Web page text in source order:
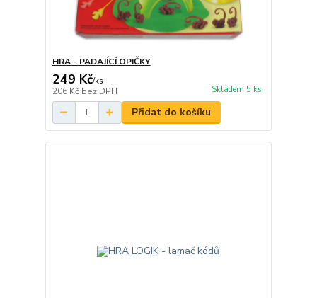
HRA - PADAJÍCÍ OPIČKY
249 Kč/ks
206 Kč bez DPH Skladem 5 ks
Přidat do košíku